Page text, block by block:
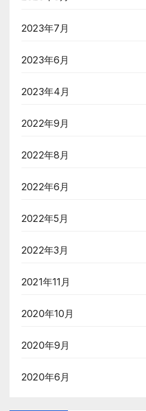
2023年7月
2023年6月
2023年4月
2022年9月
2022年8月
2022年6月
2022年5月
2022年3月
2021年11月
2020年10月
2020年9月
2020年6月